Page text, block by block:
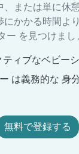
、または単に休
にかかる時間よ
ー を見つけまし
ティブなベビー
は義務的な 身
無料で登録する